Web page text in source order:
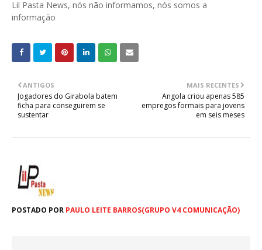
Lil Pasta News, nós não informamos, nós somos a
informação
MAIS RECENTES
Angola criou apenas 585
empregos formais para jovens
em seis meses
ANTIGOS
Jogadores do Girabola batem
ficha para conseguirem se
sustentar
POSTADO POR PAULO LEITE BARROS(GRUPO V4 COMUNICAÇÃO)